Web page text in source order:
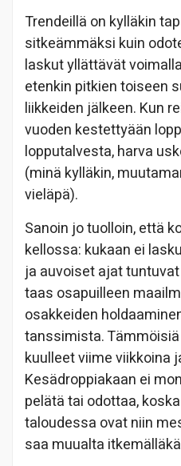
Trendeillä on kylläkin
sitkeämmäksi kuin
laskut yllättävät
etenkin pitkien toiseen
liikkeiden jälkeen. Kun
vuoden kestettyään
lopputalvesta, harva
(minä kylläkin,
vieläpä).
Sanoin jo tuolloin, että
kellossa: kukaan ei
ja auvoiset ajat
taas osapuilleen
osakkeiden
tanssimista.
kuulleet viime viikkoina
Kesädroppiakaan ei
pelätä tai odottaa,
taloudessa ovat niin
saa muualta